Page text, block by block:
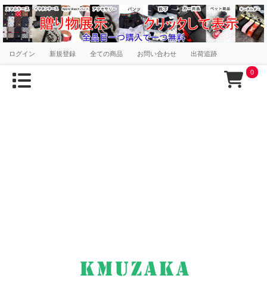
ログイン 新規登録 全ての商品 お問い合わせ 出荷追跡
0